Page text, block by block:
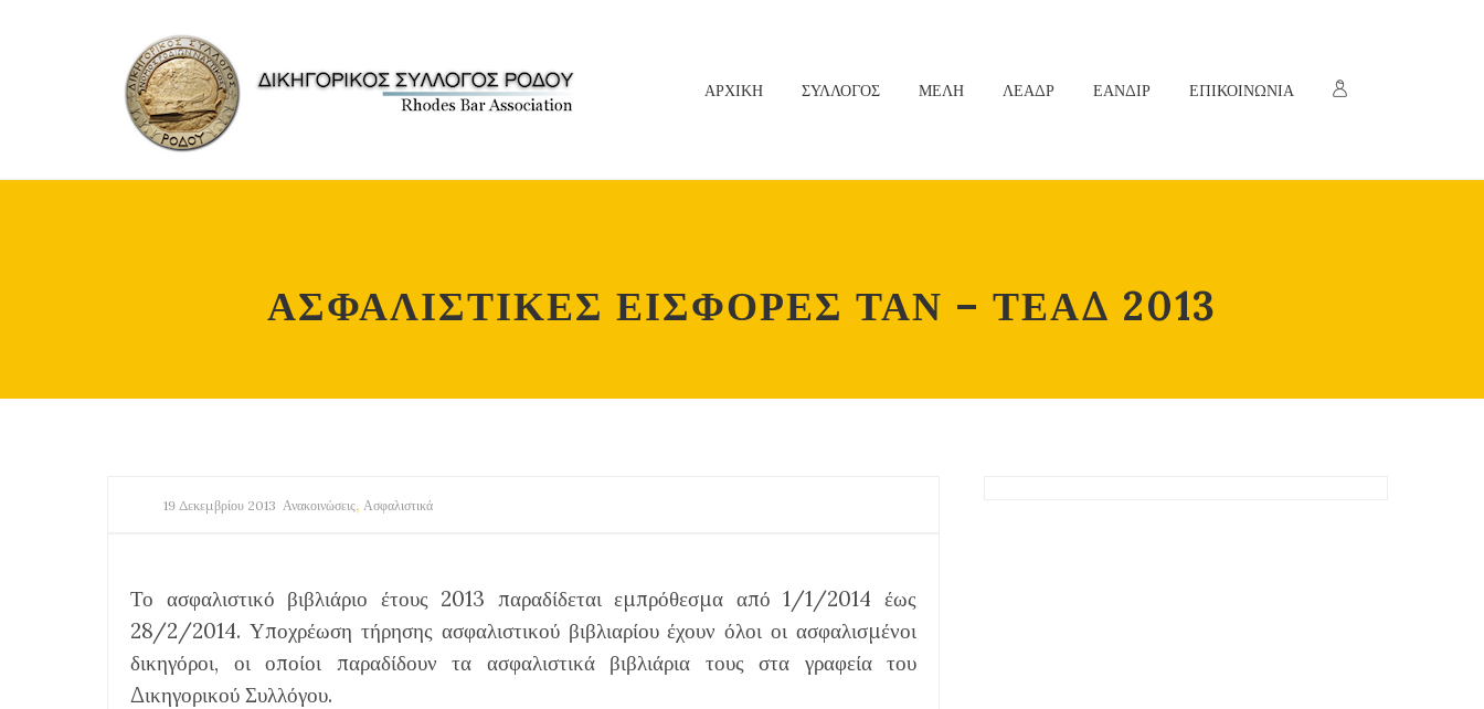
ΑΡΧΙΚΗ ΣΥΛΛΟΓΟΣ ΜΕΛΗ ΛΕΑΔΡ ΕΑΝΔΙΡ ΕΠΙΚΟΙΝΩΝΙΑ
ΑΣΦΑΛΙΣΤΙΚΕΣ ΕΙΣΦΟΡΕΣ ΤΑΝ – ΤΕΑΔ 2013
19 Δεκεμβρίου 2013 Ανακοινώσεις, Ασφαλιστικά
Το ασφαλιστικό βιβλιάριο έτους 2013 παραδίδεται εμπρόθεσμα από 1/1/2014 έως
28/2/2014. Υποχρέωση τήρησης ασφαλιστικού βιβλιαρίου έχουν όλοι οι ασφαλισμένοι
δικηγόροι, οι οποίοι παραδίδουν τα ασφαλιστικά βιβλιάρια τους στα γραφεία του
Δικηγορικού Συλλόγου.